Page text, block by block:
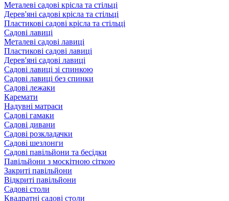
Металеві садові крісла та стільці
Дерев'яні садові крісла та стільці
Пластикові садові крісла та стільці
Садові лавиці
Металеві садові лавиці
Пластикові садові лавиці
Дерев'яні садові лавиці
Садові лавиці зі спинкою
Садові лавиці без спинки
Садові лежаки
Каремати
Надувні матраси
Садові гамаки
Садові дивани
Садові розкладачки
Садові шезлонги
Садові павільйони та бесідки
Павільйони з москітною сіткою
Закриті павільйони
Відкриті павільйони
Садові столи
Квадратні садові столи